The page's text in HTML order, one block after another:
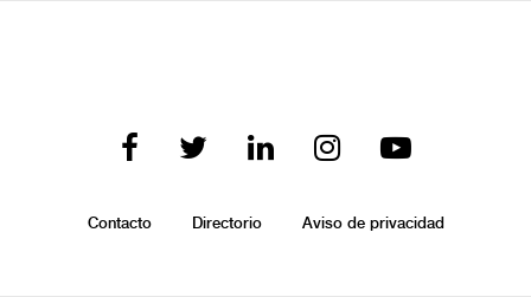
Contacto Directorio Aviso de privacidad